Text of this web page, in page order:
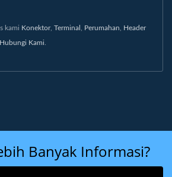
kami Konektor, Terminal Perumahan Header
Hubungi Kami
Banyak Informasi?